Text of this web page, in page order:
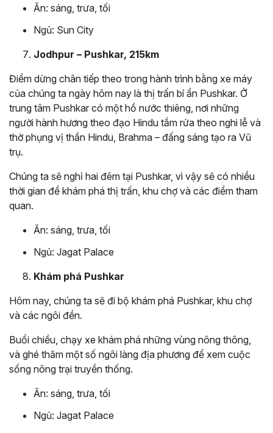
Ăn: sáng, trưa, tối
Ngủ: Sun City
Jodhpur – Pushkar, 215km
Điểm dừng chân tiếp theo trong hành trình bằng xe máy
của chúng ta ngày hôm nay là thị trấn bí ẩn Pushkar. Ở
trung tâm Pushkar có một hồ nước thiêng, nơi những
người hành hương theo đạo Hindu tắm rửa theo nghi lễ và
thờ phụng vị thần Hindu, Brahma – đấng sáng tạo ra Vũ
trụ.
Chúng ta sẽ nghỉ hai đêm tại Pushkar, vì vậy sẽ có nhiều
thời gian để khám phá thị trấn, khu chợ và các điểm tham
quan.
Ăn: sáng, trưa, tối
Ngủ: Jagat Palace
Khám phá Pushkar
Hôm nay, chúng ta sẽ đi bộ khám phá Pushkar, khu chợ
và các ngôi đền.
Buổi chiều, chạy xe khám phá những vùng nông thông,
và ghé thăm một số ngôi làng địa phương để xem cuộc
sống nông trại truyền thống.
Ăn: sáng, trưa, tối
Ngủ: Jagat Palace